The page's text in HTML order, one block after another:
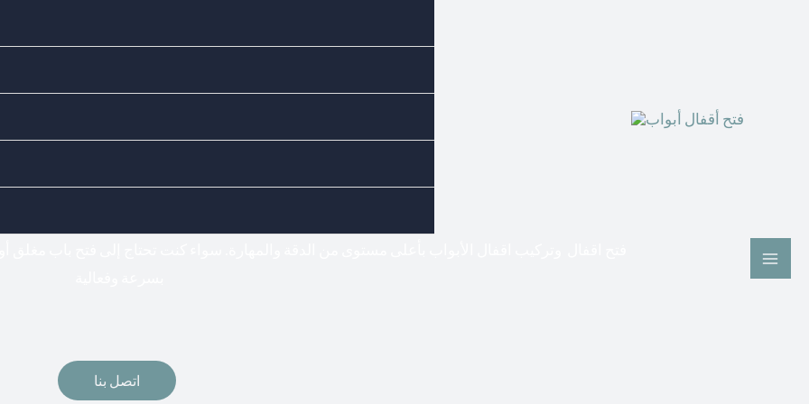
Doors Locks - اختيارك المناسب لفتح وتركيب جميع أنواع الأقفال
فتح اقفال وتركيب اقفال الأبواب بأعلى مستوى من الدقة والمهارة. سواء كنت تحتاج إلى فتح باب مغلق
اتصل بنا